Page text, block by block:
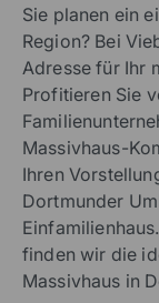
Sie planen ein
Region? Bei
Adresse für Ihr
Profitieren Sie
Massivhaus-
Ihren
Dortmunder
finden wir die
Massivhaus in